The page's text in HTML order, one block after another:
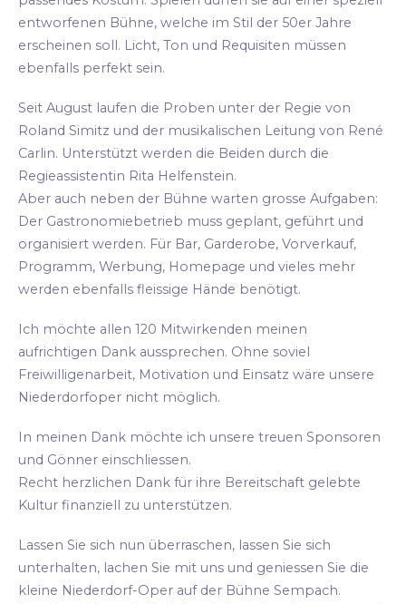
entworfenen Bühne, welche im Stil der 50er Jahre
erscheinen soll. Licht, Ton und Requisiten müssen
ebenfalls perfekt sein.
Seit August laufen die Proben unter der Regie von
Roland Simitz und der musikalischen Leitung von René
Carlin. Unterstützt werden die Beiden durch die
Regieassistentin Rita Helfenstein.
Aber auch neben der Bühne warten grosse Aufgaben:
Der Gastronomiebetrieb muss geplant, geführt und
organisiert werden. Für Bar, Garderobe, Vorverkauf,
Programm, Werbung, Homepage und vieles mehr
werden ebenfalls fleissige Hände benötigt.
Ich möchte allen 120 Mitwirkenden meinen
aufrichtigen Dank aussprechen. Ohne soviel
Freiwilligenarbeit, Motivation und Einsatz wäre unsere
Niederdorfoper nicht möglich.
In meinen Dank möchte ich unsere treuen Sponsoren
und Gönner einschliessen.
Recht herzlichen Dank für ihre Bereitschaft gelebte
Kultur finanziell zu unterstützen.
Lassen Sie sich nun überraschen, lassen Sie sich
unterhalten, lachen Sie mit uns und geniessen Sie die
kleine Niederdorf-Oper auf der Bühne Sempach.